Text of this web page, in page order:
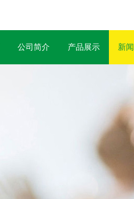
公司简介 产品展示 新